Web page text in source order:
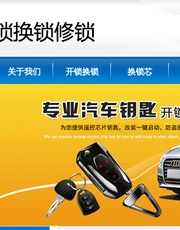
关于我们 开锁换锁 换锁芯